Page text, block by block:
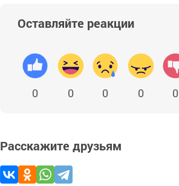
Оставляйте реакции
0 0 0 0 0
Расскажите друзьям